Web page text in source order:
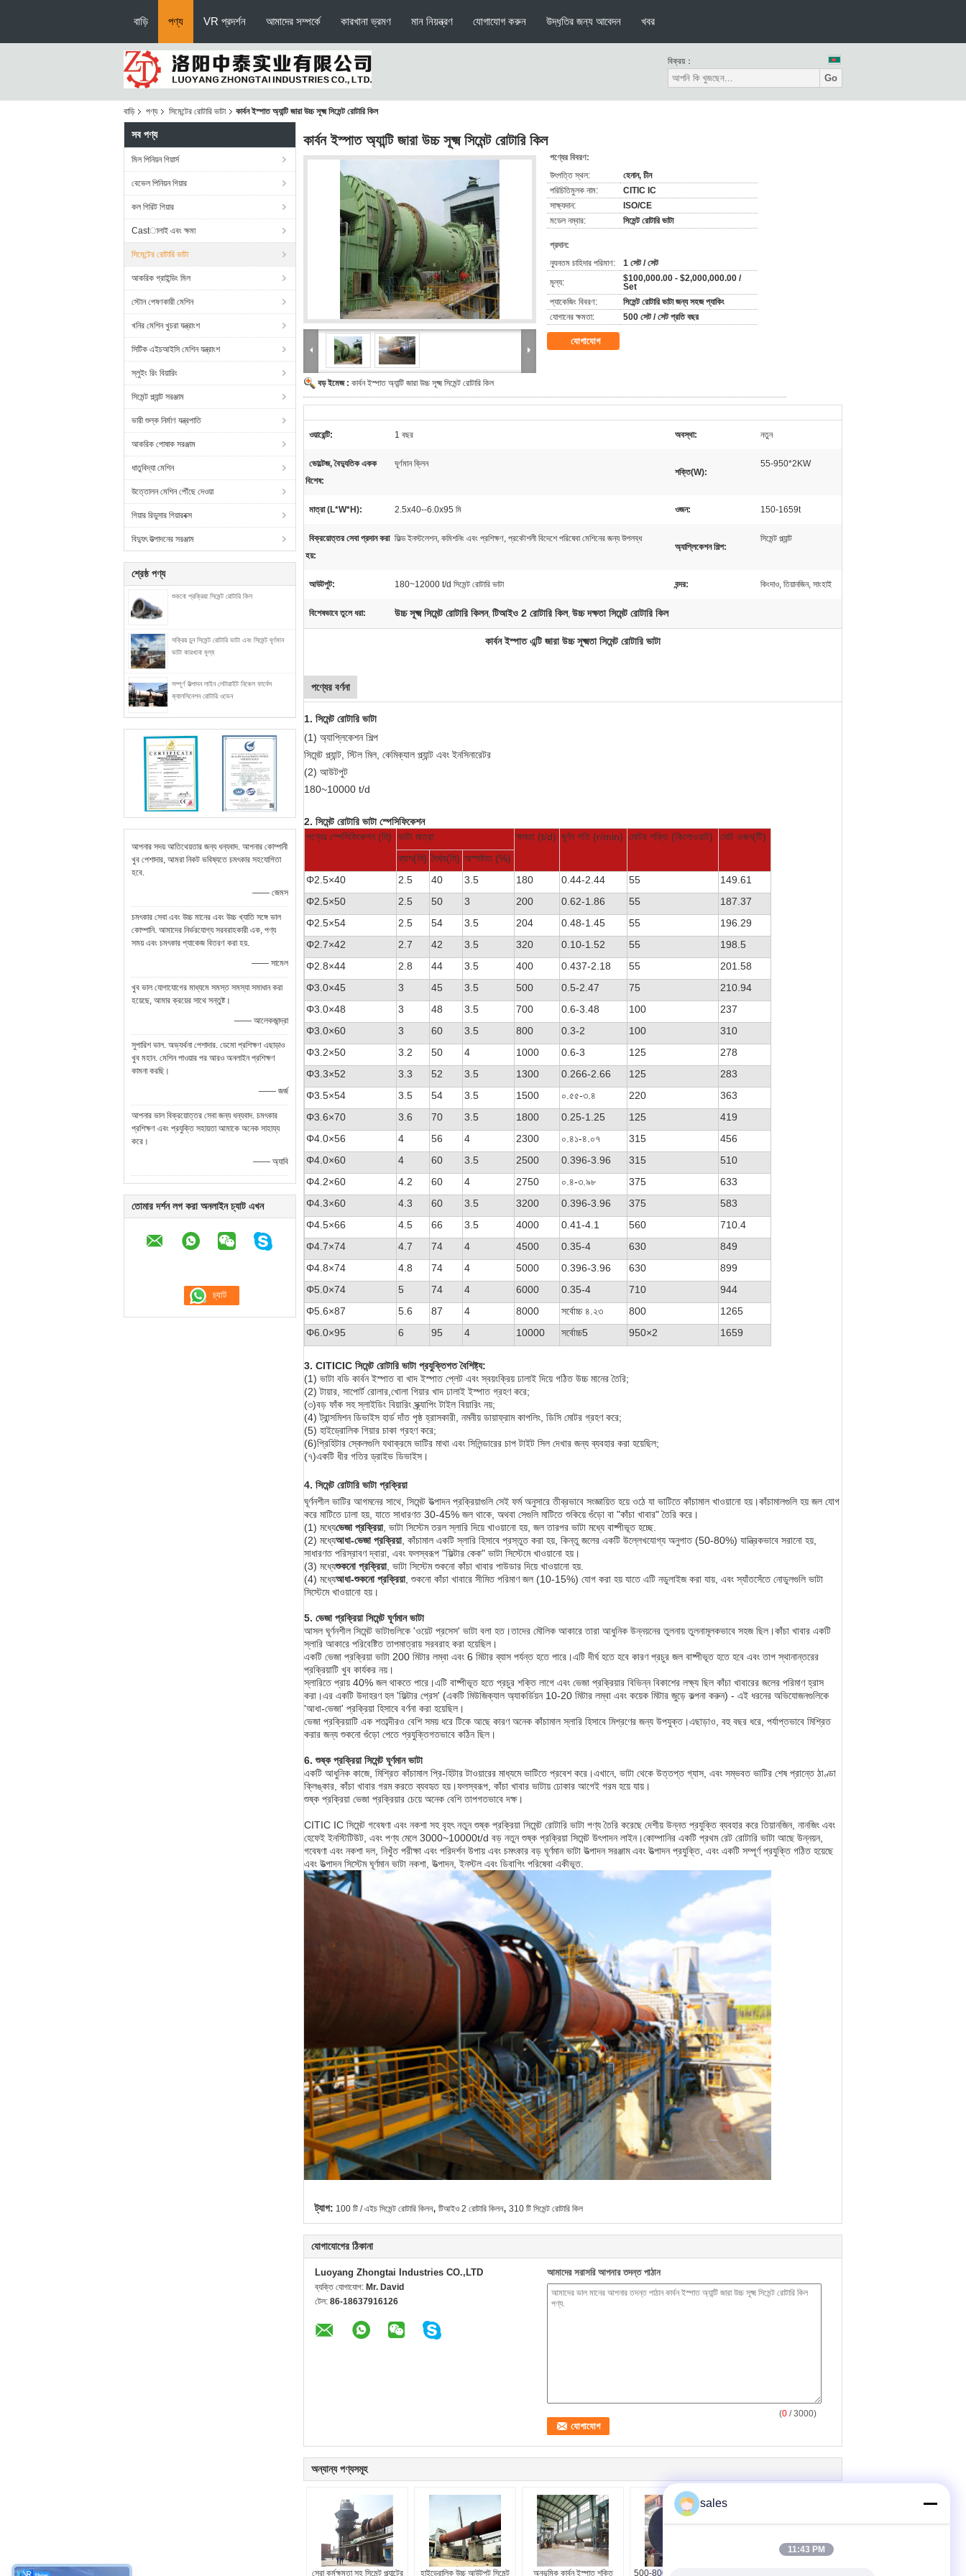
বাড়ি পণ্য VR প্রদর্শন আমাদের সম্পর্কে কারখানা ভ্রমণ মান নিয়ন্ত্রণ যোগাযোগ করুন উদ্ধৃতির জন্য আবেদন খবর
বিক্রয়：
Go
বাড়ি পণ্য সিমেন্টের রোটারি ভাটা কার্বন ইস্পাত অ্যান্টি জারা উচ্চ সূক্ষ্ম সিমেন্ট রোটারি কিল
সব পণ্য
মিল পিনিয়ন গিয়ার্স
বেভেল পিনিয়ন গিয়ার
কল গিরিট গিয়ার
Castালাই এবং ক্ষমা
সিমেন্টের রোটারি ভাটা
আকরিক গ্রাইন্ডিং মিল
স্টোন পেষণকারী মেশিন
খনির মেশিন খুচরা যন্ত্রাংশ
সিটিক এইচআইসি মেশিন যন্ত্রাংশ
স্লুইং রিং বিয়ারিং
সিমেন্ট প্ল্যান্ট সরঞ্জাম
ভারী শুল্ক নির্মাণ যন্ত্রপাতি
আকরিক পোষাক সরঞ্জাম
ধাতুবিদ্যা মেশিন
উত্তোলন মেশিন পৌঁছে দেওয়া
গিয়ার রিডুসার গিয়ারবক্স
বিদ্যুৎ উত্পাদনের সরঞ্জাম
শ্রেষ্ঠ পণ্য
শুকনো প্রক্রিয়া সিমেন্ট রোটারি কিল
সক্রিয় চুন সিমেন্ট রোটারি ভাটা এবং সিমেন্ট ঘূর্ণমান
ভাটা কারখানা মূল্য
সম্পূর্ণ উত্পাদন লাইন লেটারাইট নিকেল ফার্নেস
ক্যালসিনেশন রোটারি ওভেন
আপনার সদয় আতিথেয়তার জন্য ধন্যবাদ. আপনার কোম্পানী
খুব পেশাদার, আমরা নিকট ভবিষ্যতে চমৎকার সহযোগিতা
হবে.
—— জেমস
চমৎকার সেবা এবং উচ্চ মানের এবং উচ্চ খ্যাতি সঙ্গে ভাল
কোম্পানি. আমাদের নির্ভরযোগ্য সরবরাহকারী এক, পণ্য
সময় এবং চমৎকার প্যাকেজ বিতরণ করা হয়.
—— সামেল
খুব ভাল যোগাযোগের মাধ্যমে সমস্ত সমস্যা সমাধান করা
হয়েছে, আমার ক্রয়ের সাথে সন্তুষ্ট।
—— আলেকজান্দ্রা
সুপারিশ ভাল. অভ্যর্থনা পেশাদার. ডেমো প্রশিক্ষণ এছাড়াও
খুব মহান. মেশিন পাওয়ার পর আরও অনলাইন প্রশিক্ষণ
কামনা করছি।
—— জর্জ
আপনার ভাল বিক্রয়োত্তর সেবা জন্য ধন্যবাদ. চমৎকার
প্রশিক্ষণ এবং প্রযুক্তি সহায়তা আমাকে অনেক সাহায্য
করে।
—— অ্যাবি
তোমার দর্শন লগ করা অনলাইন চ্যাট এখন
কার্বন ইস্পাত অ্যান্টি জারা উচ্চ সূক্ষ্ম সিমেন্ট রোটারি কিল
বড় ইমেজ : কার্বন ইস্পাত অ্যান্টি জারা উচ্চ সূক্ষ্ম সিমেন্ট রোটারি কিল
পণ্যের বিবরণ:
উৎপত্তি স্থল:
হেনান, চীন
পরিচিতিমুলক নাম:
CITIC IC
সাক্ষ্যদান:
ISO/CE
মডেল নম্বার:
সিমেন্ট রোটারি ভাটা
প্রদান:
ন্যূনতম চাহিদার পরিমাণ:
1 সেট / সেট
মূল্য:
$100,000.00 - $2,000,000.00 /
Set
প্যাকেজিং বিবরণ:
সিমেন্ট রোটারি ভাটা জন্য সহজ প্যাকিং
যোগানের ক্ষমতা:
500 সেট / সেট প্রতি বছর
যোগাযোগ
ওয়ারেন্টি: 1 বছর অবস্থা: নতুন
ভোল্টেজ, বৈদ্যুতিক একক
বিশেষ:
ঘূর্ণমান ক্লিন
শক্তি(W):
55-950*2KW
মাত্রা (L*W*H): 2.5x40--6.0x95 মি ওজন: 150-1659t
বিক্রয়োত্তর সেবা প্রদান করা
হয়:
ফিল্ড ইনস্টলেশন, কমিশনিং এবং প্রশিক্ষণ, প্রকৌশলী বিদেশে পরিষেবা মেশিনের জন্য উপলব্ধ
অ্যাপ্লিকেশন শিল্প:
সিমেন্ট প্ল্যান্ট
আউটপুট: 180~12000 t/d সিমেন্ট রোটারি ভাটা বন্দর: কিংদাও, তিয়ানজিন, সাংহাই
বিশেষভাবে তুলে ধরা: উচ্চ সূক্ষ্ম সিমেন্ট রোটারি কিলন, টিআইও 2 রোটারি কিল, উচ্চ দক্ষতা সিমেন্ট রোটারি কিল
কার্বন ইস্পাত এন্টি জারা উচ্চ সূক্ষ্মতা সিমেন্ট রোটারি ভাটা
পণ্যের বর্ণনা
1. সিমেন্ট রোটারি ভাটা
(1) অ্যাপ্লিকেশন শিল্প
সিমেন্ট প্ল্যান্ট, স্টিল মিল, কেমিক্যাল প্ল্যান্ট এবং ইনসিনারেটর
(2) আউটপুট
180~10000 t/d
2. সিমেন্ট রোটারি ভাটা স্পেসিফিকেশন
পণ্যের স্পেসিফিকেশন (মি)
ভাটা মাত্রা ক্ষমতা (t/d) ঘূর্ণন গতি (r/min) মোটর শক্তি (কিলোওয়াট)
মোট ওজন(টি)
ব্যাস(মি) দৈর্ঘ্য(মি) অস্পষ্টতা (%)
Φ2.5×40
2.5 40 3.5 180 0.44-2.44 55
149.61
Φ2.5×50
2.5 50 3 200 0.62-1.86 55
187.37
Φ2.5×54
2.5 54 3.5 204 0.48-1.45 55
196.29
Φ2.7×42
2.7 42 3.5 320 0.10-1.52 55
198.5
Φ2.8×44
2.8 44 3.5 400 0.437-2.18 55
201.58
Φ3.0×45
3 45 3.5 500 0.5-2.47 75
210.94
Φ3.0×48
3 48 3.5 700 0.6-3.48 100
237
Φ3.0×60
3 60 3.5 800 0.3-2 100
310
Φ3.2×50
3.2 50 4 1000 0.6-3 125
278
Φ3.3×52
3.3 52 3.5 1300 0.266-2.66 125
283
Φ3.5×54
3.5 54 3.5 1500 ০.৫৫-৩.৪ 220
363
Φ3.6×70
3.6 70 3.5 1800 0.25-1.25 125
419
Φ4.0×56
4 56 4 2300 ০.৪১-৪.০৭ 315
456
Φ4.0×60
4 60 3.5 2500 0.396-3.96 315
510
Φ4.2×60
4.2 60 4 2750 ০.৪-৩.৯৮ 375
633
Φ4.3×60
4.3 60 3.5 3200 0.396-3.96 375
583
Φ4.5×66
4.5 66 3.5 4000 0.41-4.1 560
710.4
Φ4.7×74
4.7 74 4 4500 0.35-4 630
849
Φ4.8×74
4.8 74 4 5000 0.396-3.96 630
899
Φ5.0×74
5 74 4 6000 0.35-4 710
944
Φ5.6×87
5.6 87 4 8000 সর্বোচ্চ ৪.২৩ 800
1265
Φ6.0×95
6 95 4 10000 সর্বোচ্চ5 950×2 1659
3. CITICIC সিমেন্ট রোটারি ভাটা প্রযুক্তিগত বৈশিষ্ট্য:
(1) ভাটা বডি কার্বন ইস্পাত বা খাদ ইস্পাত প্লেট এবং স্বয়ংক্রিয় ঢালাই দিয়ে গঠিত উচ্চ মানের তৈরি;
(2) টায়ার, সাপোর্ট রোলার, খোলা গিয়ার খাদ ঢালাই ইস্পাত গ্রহণ করে;
(৩)বড় ফাঁক সহ স্লাইডিং বিয়ারিং স্ক্র্যাপিং টাইল বিয়ারিং নয়;
(4) ট্রান্সমিশন ডিভাইস হার্ড দাঁত পৃষ্ঠ হ্রাসকারী, নমনীয় ডায়াফ্রাম কাপলিং, ডিসি মোটর গ্রহণ করে;
(5) হাইড্রোলিক গিয়ার চাকা গ্রহণ করে;
(6)প্রিহিটার স্কেলগুলি যথাক্রমে ভাটির মাথা এবং সিলিন্ডারের চাপ টাইট সিল দেখার জন্য ব্যবহার করা হয়েছিল;
(৭)একটি ধীর গতির ড্রাইভ ডিভাইস।
4. সিমেন্ট রোটারি ভাটা প্রক্রিয়া
ঘূর্ণনশীল ভাটির আগমনের সাথে, সিমেন্ট উত্পাদন প্রক্রিয়াগুলি সেই ফর্ম অনুসারে তীব্রভাবে সংজ্ঞায়িত হয়ে ওঠে যা ভাটিতে কাঁচামাল খাওয়ানো হয়।কাঁচামালগুলি হয় জল যোগ
করে মাটিতে ঢালা হয়, যাতে সাধারণত 30-45% জল থাকে, অথবা সেগুলি মাটিতে শুকিয়ে গুঁড়ো বা "কাঁচা খাবার" তৈরি করে।
(1) মধ্যেভেজা প্রক্রিয়া, ভাটা সিস্টেম তরল স্লারি দিয়ে খাওয়ানো হয়, জল তারপর ভাটা মধ্যে বাষ্পীভূত হচ্ছে.
(2) মধ্যেআধা-ভেজা প্রক্রিয়া, কাঁচামাল একটি স্লারি হিসাবে প্রস্তুত করা হয়, কিন্তু জলের একটি উল্লেখযোগ্য অনুপাত (50-80%) যান্ত্রিকভাবে সরানো হয়,
সাধারণত পরিস্রাবণ দ্বারা, এবং ফলস্বরূপ "ফিল্টার কেক" ভাটা সিস্টেমে খাওয়ানো হয়।
(3) মধ্যেশুকনো প্রক্রিয়া, ভাটা সিস্টেম শুকনো কাঁচা খাবার পাউডার দিয়ে খাওয়ানো হয়.
(4) মধ্যেআধা-শুকনো প্রক্রিয়া, শুকনো কাঁচা খাবারে সীমিত পরিমাণ জল (10-15%) যোগ করা হয় যাতে এটি নডুলাইজ করা যায়, এবং স্যাঁতসেঁতে নোডুলগুলি ভাটা
সিস্টেমে খাওয়ানো হয়।
5. ভেজা প্রক্রিয়া সিমেন্ট ঘূর্ণমান ভাটা
আসল ঘূর্ণনশীল সিমেন্ট ভাটাগুলিকে 'ওয়েট প্রসেস' ভাটা বলা হত।তাদের মৌলিক আকারে তারা আধুনিক উন্নয়নের তুলনায় তুলনামূলকভাবে সহজ ছিল।কাঁচা খাবার একটি
স্লারি আকারে পরিবেষ্টিত তাপমাত্রায় সরবরাহ করা হয়েছিল।
একটি ভেজা প্রক্রিয়া ভাটা 200 মিটার লম্বা এবং 6 মিটার ব্যাস পর্যন্ত হতে পারে।এটি দীর্ঘ হতে হবে কারণ প্রচুর জল বাষ্পীভূত হতে হবে এবং তাপ স্থানান্তরের
প্রক্রিয়াটি খুব কার্যকর নয়।
স্লারিতে প্রায় 40% জল থাকতে পারে।এটি বাষ্পীভূত হতে প্রচুর শক্তি লাগে এবং ভেজা প্রক্রিয়ার বিভিন্ন বিকাশের লক্ষ্য ছিল কাঁচা খাবারের জলের পরিমাণ হ্রাস
করা।এর একটি উদাহরণ হল 'ফিল্টার প্রেস' (একটি মিউজিক্যাল অ্যাকর্ডিয়ন 10-20 মিটার লম্বা এবং কয়েক মিটার জুড়ে কল্পনা করুন) - এই ধরনের অভিযোজনগুলিকে
'আধা-ভেজা' প্রক্রিয়া হিসাবে বর্ণনা করা হয়েছিল।
ভেজা প্রক্রিয়াটি এক শতাব্দীরও বেশি সময় ধরে টিকে আছে কারণ অনেক কাঁচামাল স্লারি হিসাবে মিশ্রণের জন্য উপযুক্ত।এছাড়াও, বহু বছর ধরে, পর্যাপ্তভাবে মিশ্রিত
করার জন্য শুকনো গুঁড়ো পেতে প্রযুক্তিগতভাবে কঠিন ছিল।
6. শুষ্ক প্রক্রিয়া সিমেন্ট ঘূর্ণমান ভাটা
একটি আধুনিক কাজে, মিশ্রিত কাঁচামাল প্রি-হিটার টাওয়ারের মাধ্যমে ভাটিতে প্রবেশ করে।এখানে, ভাটা থেকে উত্তপ্ত গ্যাস, এবং সম্ভবত ভাটির শেষ প্রান্তে ঠাণ্ডা
ক্লিঙ্কার, কাঁচা খাবার গরম করতে ব্যবহৃত হয়।ফলস্বরূপ, কাঁচা খাবার ভাটায় ঢোকার আগেই গরম হয়ে যায়।
শুষ্ক প্রক্রিয়া ভেজা প্রক্রিয়ার চেয়ে অনেক বেশি তাপগতভাবে দক্ষ।
CITIC IC সিমেন্ট গবেষণা এবং নকশা সহ বৃহৎ নতুন শুষ্ক প্রক্রিয়া সিমেন্ট রোটারি ভাটা পণ্য তৈরি করেছে দেশীয় উন্নত প্রযুক্তি ব্যবহার করে তিয়ানজিন, নানজিং এবং
হেফেই ইনস্টিটিউট, এবং পণ্য মেলে 3000~10000t/d বড় নতুন শুষ্ক প্রক্রিয়া সিমেন্ট উৎপাদন লাইন।কোম্পানির একটি প্রথম রেট রোটারি ভাটা আছে উন্নয়ন,
গবেষণা এবং নকশা দল, নিখুঁত পরীক্ষা এবং পরিদর্শন উপায় এবং চমৎকার বড় ঘূর্ণমান ভাটা উত্পাদন সরঞ্জাম এবং উত্পাদন প্রযুক্তি, এবং একটি সম্পূর্ণ প্রযুক্তি গঠিত হয়েছে
এবং উত্পাদন সিস্টেম ঘূর্ণমান ভাটা নকশা, উত্পাদন, ইনস্টল এবং ডিবাগিং পরিষেবা একীভূত.
ট্যাগ: 100 টি / এইচ সিমেন্ট রোটারি কিলন, টিআইও 2 রোটারি কিলন, 310 টি সিমেন্ট রোটারি কিল
যোগাযোগের ঠিকানা
Luoyang Zhongtai Industries CO.,LTD
ব্যক্তি যোগাযোগ: Mr. David
টেল: 86-18637916126
আমাদের সরাসরি আপনার তদন্ত পাঠান
(0 / 3000)
অন্যান্য পণ্যসমূহ
সেরা কর্মক্ষমতা সহ সিমেন্ট প্ল্যান্টের হাইড্রোলিক উচ্চ আউটপুট সিমেন্ট অনুভূমিক কার্বন ইস্পাত শক্তি 500-800tpd ক্ষমতা সহ সিমেন্ট
sales
11:43 PM